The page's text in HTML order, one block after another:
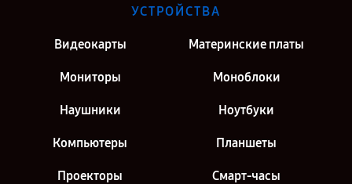
УСТРОЙСТВА
Видеокарты Материнские платы
Мониторы Моноблоки
Наушники Ноутбуки
Компьютеры Планшеты
Проекторы Смарт-часы